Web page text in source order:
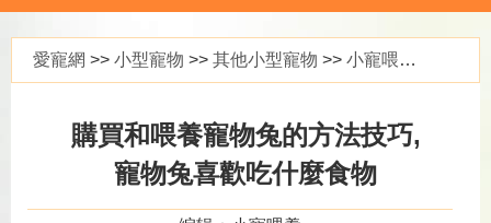
愛寵網 >> 小型寵物 >> 其他小型寵物 >> 小寵喂養
購買和喂養寵物兔的方法技巧,
寵物兔喜歡吃什麼食物